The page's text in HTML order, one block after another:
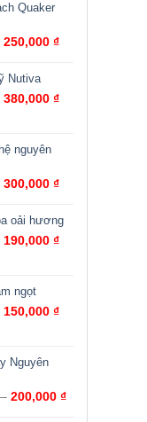
Quaker
250,000 ₫
Nutiva
380,000 ₫
nguyên
300,000 ₫
oải hương
190,000 ₫
ngọt
150,000 ₫
Nguyên
200,000 ₫